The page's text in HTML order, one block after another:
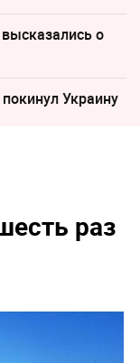
о
Украину
раз